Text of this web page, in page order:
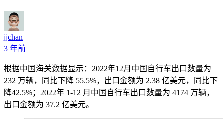
jjchan
3 年前
根据中国海关数据显示：2022年12月中国自行车出口数量为
232 万辆，同比下降 55.5%，出口金额为 2.38 亿美元，同比下
降42.5%；2022年 1-12 月中国自行车出口数量为 4174 万辆，
出口金额为 37.2 亿美元。